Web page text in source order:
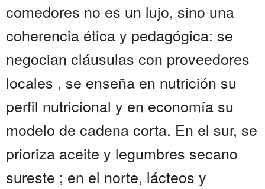
comedores no es un lujo, sino una
coherencia ética y pedagógica: se
negocian cláusulas con proveedores
locales , se enseña en nutrición su
perfil nutricional y en economía su
modelo de cadena corta. En el sur, se
prioriza aceite y legumbres secano
sureste ; en el norte, lácteos y